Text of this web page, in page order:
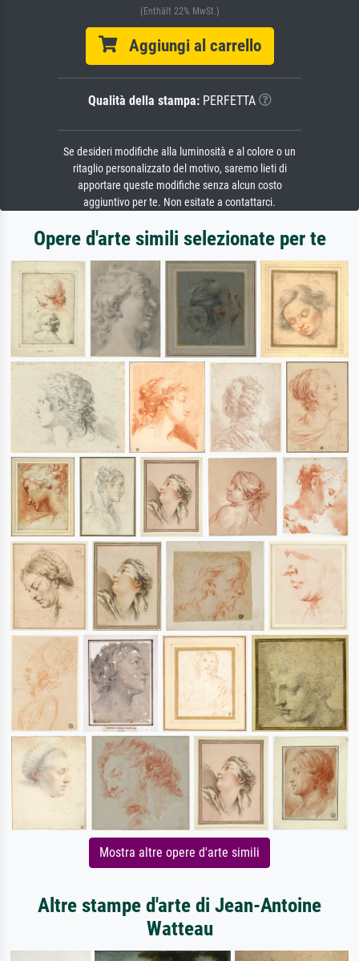
(Enthält 22% MwSt.)
Aggiungi al carrello
Qualità della stampa:PERFETTA
Se desideri modifiche alla luminosità e al colore o un
ritaglio personalizzato del motivo, saremo lieti di
apportare queste modifiche senza alcun costo
aggiuntivo per te. Non esitate a contattarci.
Opere d'arte simili selezionate per te
Mostra altre opere d'arte simili
Altre stampe d'arte di Jean-Antoine
Watteau